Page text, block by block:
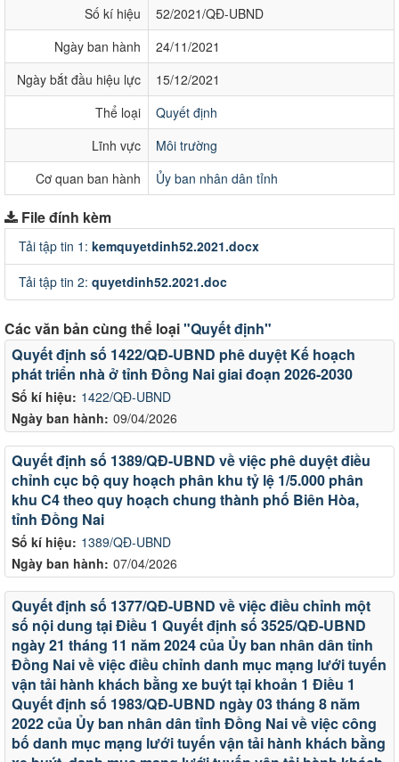
Số kí hiệu
52/2021/QĐ-UBND
Ngày ban hành
24/11/2021
Ngày bắt đầu hiệu lực
15/12/2021
Thể loại
Quyết định
Lĩnh vực
Môi trường
Cơ quan ban hành
Ủy ban nhân dân tỉnh
File đính kèm
Tải tập tin 1: kemquyetdinh52.2021.docx
Tải tập tin 2: quyetdinh52.2021.doc
Các văn bản cùng thể loại"Quyết định"
Số kí hiệu: 1422/QĐ-UBND
Ngày ban hành: 09/04/2026
Quyết định số 1422/QĐ-UBND phê duyệt Kế hoạch
phát triển nhà ở tỉnh Đồng Nai giai đoạn 2026-2030
Số kí hiệu: 1389/QĐ-UBND
Ngày ban hành: 07/04/2026
Quyết định số 1389/QĐ-UBND về việc phê duyệt điều
chỉnh cục bộ quy hoạch phân khu tỷ lệ 1/5.000 phân
khu C4 theo quy hoạch chung thành phố Biên Hòa,
tỉnh Đồng Nai
Quyết định số 1377/QĐ-UBND về việc điều chỉnh một
số nội dung tại Điều 1 Quyết định số 3525/QĐ-UBND
ngày 21 tháng 11 năm 2024 của Ủy ban nhân dân tỉnh
Đồng Nai về việc điều chỉnh danh mục mạng lưới tuyến
vận tải hành khách bằng xe buýt tại khoản 1 Điều 1
Quyết định số 1983/QĐ-UBND ngày 03 tháng 8 năm
2022 của Ủy ban nhân dân tỉnh Đồng Nai về việc công
bố danh mục mạng lưới tuyến vận tải hành khách bằng